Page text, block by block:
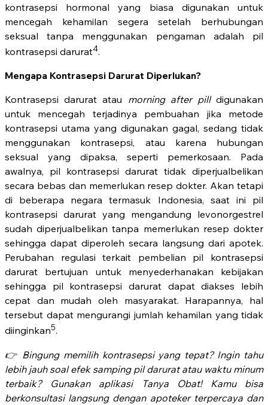
kontrasepsi hormonal yang biasa digunakan untuk
mencegah kehamilan segera setelah berhubungan
seksual tanpa menggunakan pengaman adalah pil
kontrasepsi darurat4.
Mengapa Kontrasepsi Darurat Diperlukan?
Kontrasepsi darurat atau morning after pilldigunakan
untuk mencegah terjadinya pembuahan jika metode
kontrasepsi utama yang digunakan gagal, sedang tidak
menggunakan kontrasepsi, atau karena hubungan
seksual yang dipaksa, seperti pemerkosaan. Pada
awalnya, pil kontrasepsi darurat tidak diperjualbelikan
secara bebas dan memerlukan resep dokter. Akan tetapi
di beberapa negara termasuk Indonesia, saat ini pil
kontrasepsi darurat yang mengandung levonorgestrel
sudah diperjualbelikan tanpa memerlukan resep dokter
sehingga dapat diperoleh secara langsung dari apotek.
Perubahan regulasi terkait pembelian pil kontrasepsi
darurat bertujuan untuk menyederhanakan kebijakan
sehingga pil kontrasepsi darurat dapat diakses lebih
cepat dan mudah oleh masyarakat. Harapannya, hal
tersebut dapat mengurangi jumlah kehamilan yang tidak
diinginkan5.
👉 Bingung memilih kontrasepsi yang tepat? Ingin tahu
lebih jauh soal efek samping pil darurat atau waktu minum
terbaik? Gunakan aplikasi Tanya Obat! Kamu bisa
berkonsultasi langsung dengan apoteker terpercaya dan